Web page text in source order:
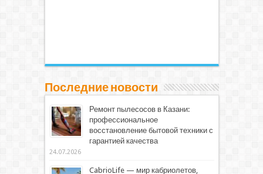
Последние новости
Ремонт пылесосов в Казани:
профессиональное
восстановление бытовой техники с
гарантией качества
24.07.2026
CabrioLife — мир кабриолетов,